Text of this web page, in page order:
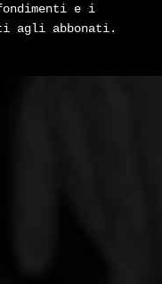
e i
agli abbonati.